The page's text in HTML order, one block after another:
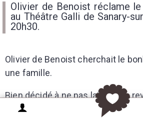
Olivier de Benoist réclame
au Théâtre Galli de Sanary-
20h30.
Olivier de Benoist cherchait le
une famille.
Bien décidé à ne pas laisser ce
détourner de son objectif, cet